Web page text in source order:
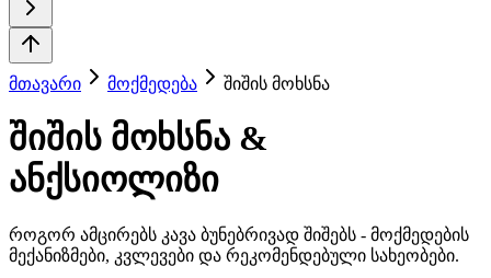
მთავარი მოქმედება შიშის მოხსნა
შიშის მოხსნა &
ანქსიოლიზი
როგორ ამცირებს კავა ბუნებრივად შიშებს - მოქმედების
მექანიზმები, კვლევები და რეკომენდებული სახეობები.